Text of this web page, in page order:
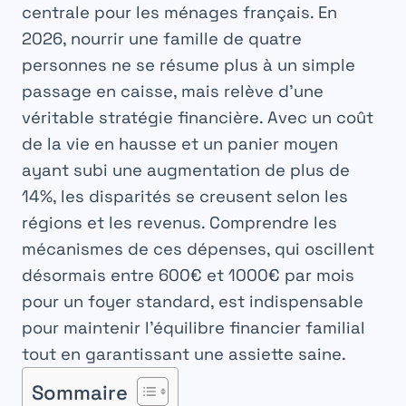
centrale pour les ménages français. En
2026, nourrir une famille de quatre
personnes ne se résume plus à un simple
passage en caisse, mais relève d’une
véritable stratégie financière. Avec un coût
de la vie en hausse et un panier moyen
ayant subi une augmentation de plus de
14%, les disparités se creusent selon les
régions et les revenus. Comprendre les
mécanismes de ces dépenses, qui oscillent
désormais entre 600€ et 1000€ par mois
pour un foyer standard, est indispensable
pour maintenir l’équilibre financier familial
tout en garantissant une assiette saine.
Sommaire